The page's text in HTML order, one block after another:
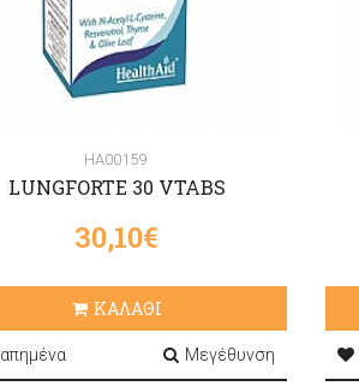
HA00159
LUNGFORTE 30 VTABS
30,10€
ΚΑΛΑΘΙ
Μεγέθυνση